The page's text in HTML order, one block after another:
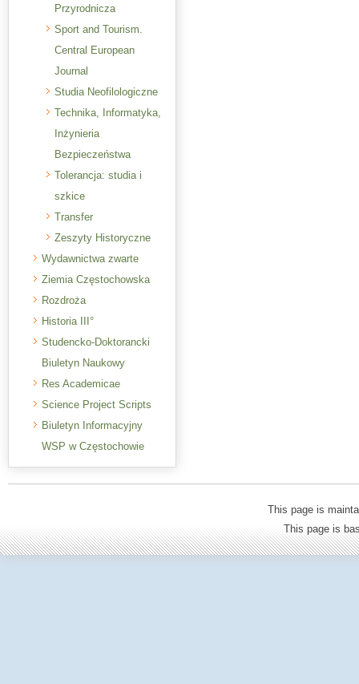
Przyrodnicza
Sport and Tourism.
Central European
Journal
Studia Neofilologiczne
Technika, Informatyka,
Inżynieria
Bezpieczeństwa
Tolerancja: studia i
szkice
Transfer
Zeszyty Historyczne
Wydawnictwa zwarte
Ziemia Częstochowska
Rozdroża
Historia III°
Studencko-Doktorancki
Biuletyn Naukowy
Res Academicae
Science Project Scripts
Biuletyn Informacyjny
WSP w Częstochowie
This page is
This page is